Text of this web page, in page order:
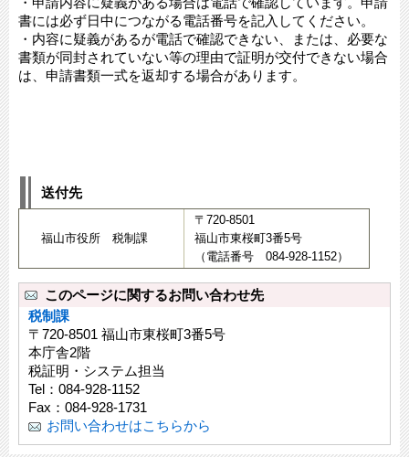
書には必ず日中につながる電話番号を記入してください。
・内容に疑義があるが電話で確認できない、または、必要な
書類が同封されていない等の理由で証明が交付できない場合
は、申請書類一式を返却する場合があります。
送付先
福山市役所 税制課
〒720-8501
福山市東桜町3番5号
（電話番号 084-928-1152）
このページに関するお問い合わせ先
税制課
〒720-8501 福山市東桜町3番5号
本庁舎2階
税証明・システム担当
Tel：084-928-1152
Fax：084-928-1731
お問い合わせはこちらから